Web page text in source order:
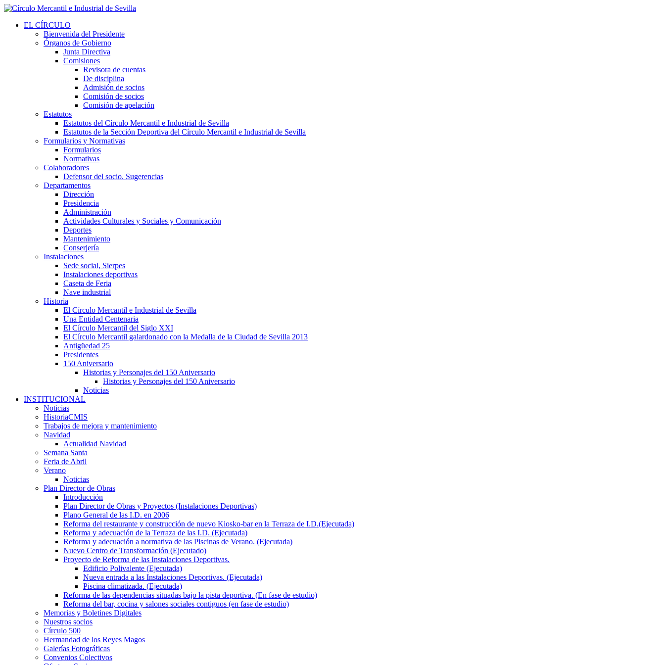
EL CÍRCULO
Bienvenida del Presidente
Órganos de Gobierno
Junta Directiva
Comisiones
Revisora de cuentas
De disciplina
Admisión de socios
Comisión de socios
Comisión de apelación
Estatutos
Estatutos del Círculo Mercantil e Industrial de Sevilla
Estatutos de la Sección Deportiva del Círculo Mercantil e Industrial de Sevilla
Formularios y Normativas
Formularios
Normativas
Colaboradores
Defensor del socio. Sugerencias
Departamentos
Dirección
Presidencia
Administración
Actividades Culturales y Sociales y Comunicación
Deportes
Mantenimiento
Conserjería
Instalaciones
Sede social, Sierpes
Instalaciones deportivas
Caseta de Feria
Nave industrial
Historia
El Círculo Mercantil e Industrial de Sevilla
Una Entidad Centenaria
El Círculo Mercantil del Siglo XXI
El Círculo Mercantil galardonado con la Medalla de la Ciudad de Sevilla 2013
Antigüedad 25
Presidentes
150 Aniversario
Historias y Personajes del 150 Aniversario
Historias y Personajes del 150 Aniversario
Noticias
INSTITUCIONAL
Noticias
HistoriaCMIS
Trabajos de mejora y mantenimiento
Navidad
Actualidad Navidad
Semana Santa
Feria de Abril
Verano
Noticias
Plan Director de Obras
Introducción
Plan Director de Obras y Proyectos (Instalaciones Deportivas)
Plano General de las I.D. en 2006
Reforma del restaurante y construcción de nuevo Kiosko-bar en la Terraza de I.D.(Ejecutada)
Reforma y adecuación de la Terraza de las I.D. (Ejecutada)
Reforma y adecuación a normativa de las Piscinas de Verano. (Ejecutada)
Nuevo Centro de Transformación (Ejecutado)
Proyecto de Reforma de las Instalaciones Deportivas.
Edificio Polivalente (Ejecutada)
Nueva entrada a las Instalaciones Deportivas. (Ejecutada)
Piscina climatizada. (Ejecutada)
Reforma de las dependencias situadas bajo la pista deportiva. (En fase de estudio)
Reforma del bar, cocina y salones sociales contiguos (en fase de estudio)
Memorias y Boletines Digitales
Nuestros socios
Círculo 500
Hermandad de los Reyes Magos
Galerías Fotográficas
Convenios Colectivos